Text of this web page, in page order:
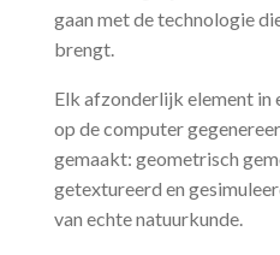
gaan met de technologie
brengt.
Elk afzonderlijk element in
op de computer
gemaakt: geometrisch
getextureerd en
van echte natuurkunde.